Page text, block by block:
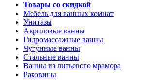
Товары со скидкой
Мебель для ванных комнат
Унитазы
Акриловые ванны
Гидромассажные ванны
Чугунные ванны
Стальные ванны
Ванны из литьевого мрамора
Раковины